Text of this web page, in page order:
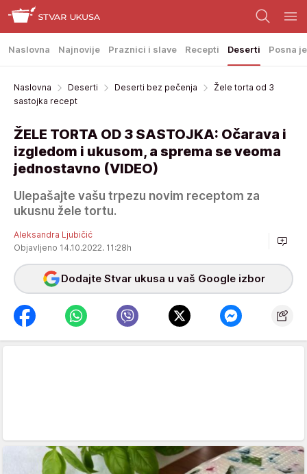
Naslovna Najnovije Praznici i slave Recepti Deserti Posna
Naslovna Deserti Deserti bez pečenja
Žele torta od 3
sastojka recept
ŽELE TORTA OD 3 SASTOJKA: Očarava i
izgledom i ukusom, a sprema se veoma
jednostavno (VIDEO)
Ulepašajte vašu trpezu novim receptom za
ukusnu žele tortu.
Aleksandra Ljubičić
Objavljeno 14.10.2022. 11:28h
Dodajte Stvar ukusa u vaš Google izbor